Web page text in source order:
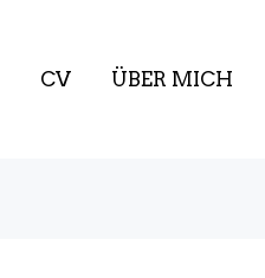
CV ÜBER MICH